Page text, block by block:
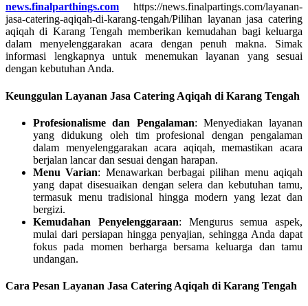
news.finalparthings.com https://news.finalpartings.com/layanan-
jasa-catering-aqiqah-di-karang-tengah/Pilihan layanan jasa catering
aqiqah di Karang Tengah memberikan kemudahan bagi keluarga
dalam menyelenggarakan acara dengan penuh makna. Simak
informasi lengkapnya untuk menemukan layanan yang sesuai
dengan kebutuhan Anda.
Keunggulan Layanan Jasa Catering Aqiqah di Karang Tengah
Profesionalisme dan Pengalaman: Menyediakan layanan
yang didukung oleh tim profesional dengan pengalaman
dalam menyelenggarakan acara aqiqah, memastikan acara
berjalan lancar dan sesuai dengan harapan.
Menu Varian: Menawarkan berbagai pilihan menu aqiqah
yang dapat disesuaikan dengan selera dan kebutuhan tamu,
termasuk menu tradisional hingga modern yang lezat dan
bergizi.
Kemudahan Penyelenggaraan: Mengurus semua aspek,
mulai dari persiapan hingga penyajian, sehingga Anda dapat
fokus pada momen berharga bersama keluarga dan tamu
undangan.
Cara Pesan Layanan Jasa Catering Aqiqah di Karang Tengah